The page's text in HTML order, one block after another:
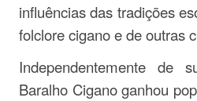
influências das tradições
folclore cigano e de outras
Independentemente de
Baralho Cigano ganhou